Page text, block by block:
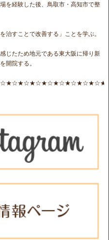
を経験した後、鳥取市・高知市で整
治すことで改善する」ことを学ぶ。
じたため地元である東大阪に帰り新
開院する。